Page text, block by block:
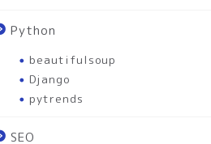
Python
beautifulsoup
Django
pytrends
SEO